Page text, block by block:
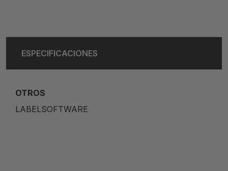
ESPECIFICACIONES
OTROS
LABELSOFTWARE